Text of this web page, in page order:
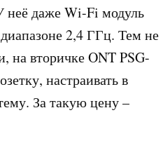
неё даже Wi-Fi модуль
2,4 ГГц. Тем не
на вторичке ONT PSG-
настраивать в
За такую цену –